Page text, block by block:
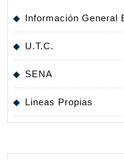
Información General
U.T.C.
SENA
Lineas Propias